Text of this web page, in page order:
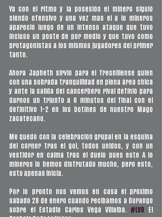
Ya con el ritmo y la posesión el minero siguió
siendo ofensivo y una vez más el a lo mineros
apareció luego de un intenso ataque que tuvo
incluso un poste de por medio y que tuvo como
protagonistas a los mismos jugadores del primer
tanto.
Ahora Japheth sirvió para el fresnillense quien
con una sobrada tranquilidad en plena área chica
y ante la salida del cancerbero rival definió para
darnos un triunfo a 6 minutos del final con el
definitivo 1-2 en los botines de nuestro Mago
zacatecano.
Me quedo con la celebración grupal en la esquina
del córner tras el gol, todos unidos, y con un
vestidor en calma tras el duelo pues este A lo
mineros lo hemos disfrutado mucho, pero esto,
esto apenas inicia.
Por lo pronto nos vemos en casa el próximo
sábado 28 de enero cuando recibamos a Durango
sobre el Estadio Carlos Vega Villalba. #LVO
El